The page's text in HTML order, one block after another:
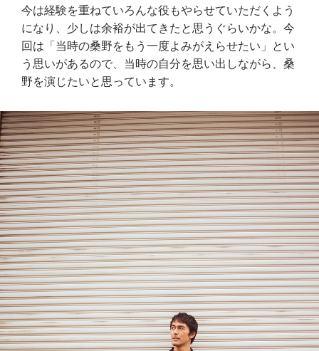
今は経験を重ねていろんな役もやらせていただくよう
になり、少しは余裕が出てきたと思うぐらいかな。今
回は「当時の桑野をもう一度よみがえらせたい」とい
う思いがあるので、当時の自分を思い出しながら、桑
野を演じたいと思っています。